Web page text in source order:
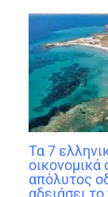
Τα 7
απόλυτος
αδειάσει